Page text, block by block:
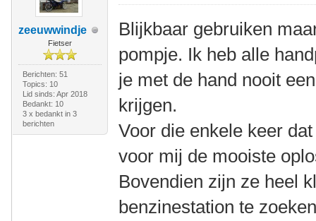
zeeuwwindje
Fietser
Berichten: 51
Topics: 10
Lid sinds: Apr 2018
Bedankt: 10
3 x bedankt in 3
berichten
Blijkbaar gebruiken
pompje. Ik heb alle
je met de hand nooit
krijgen.
Voor die enkele keer
voor mij de mooiste
Bovendien zijn ze heel
benzinestation te